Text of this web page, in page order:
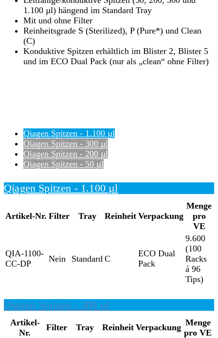
1.100 µl) hängend im Standard Tray
Mit und ohne Filter
Reinheitsgrade S (Sterilized), P (Pure*) und Clean
(C)
Konduktive Spitzen erhältlich im Blister 2, Blister 5
und im ECO Dual Pack (nur als „clean“ ohne Filter)
Qiagen Spitzen - 1.100 µl
Qiagen Spitzen - 300 µl
Qiagen Spitzen - 200 µl
Qiagen Spitzen - 50 µl
Qiagen Spitzen - 1.100 µl
Artikel-Nr. Filter Tray Reinheit Verpackung
Menge
pro
VE
QIA-1100-
CC-DP
Nein Standard C
ECO Dual
Pack
9.600
(100
Racks
á 96
Tips)
Qiagen Spitzen - 300 µl
Artikel-
Nr.
Filter Tray Reinheit Verpackung Menge
pro VE